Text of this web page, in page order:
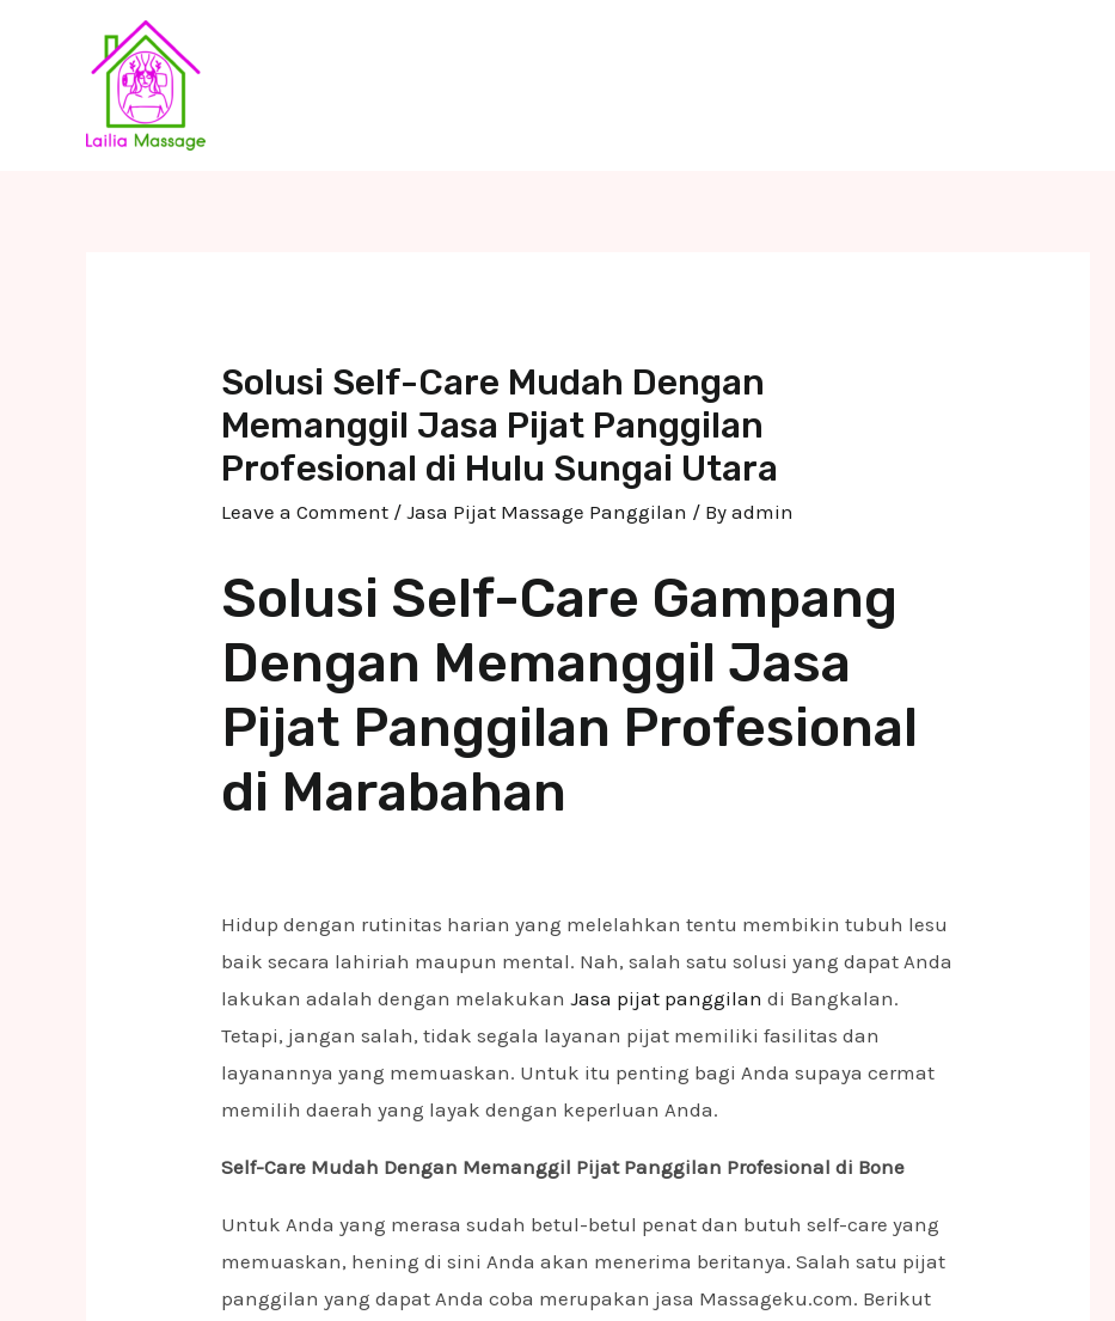
Solusi Self-Care Mudah Dengan
Memanggil Jasa Pijat Panggilan
Profesional di Hulu Sungai Utara
Leave a Comment /Jasa Pijat Massage Panggilan / Byadmin
Solusi Self-Care Gampang
Dengan Memanggil Jasa
Pijat Panggilan Profesional
di Marabahan
Hidup dengan rutinitas harian yang melelahkan tentu membikin tubuh lesu
baik secara lahiriah maupun mental. Nah, salah satu solusi yang dapat Anda
lakukan adalah dengan melakukanJasa pijat panggilan di Bangkalan.
Tetapi, jangan salah, tidak segala layanan pijat memiliki fasilitas dan
layanannya yang memuaskan. Untuk itu penting bagi Anda supaya cermat
memilih daerah yang layak dengan keperluan Anda.
Self-Care Mudah Dengan Memanggil Pijat Panggilan Profesional di Bone
Untuk Anda yang merasa sudah betul-betul penat dan butuh self-care yang
memuaskan, hening di sini Anda akan menerima beritanya. Salah satu pijat
panggilan yang dapat Anda coba merupakan jasa Massageku.com. Berikut